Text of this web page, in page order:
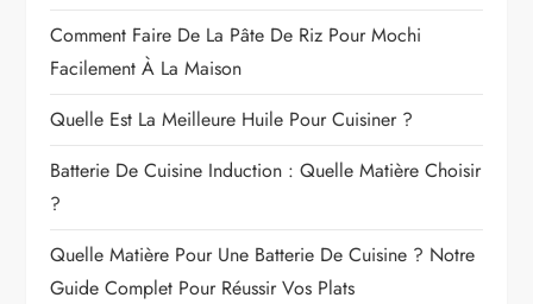
Comment Faire De La Pâte De Riz Pour Mochi
Facilement À La Maison
Quelle Est La Meilleure Huile Pour Cuisiner ?
Batterie De Cuisine Induction : Quelle Matière Choisir
?
Quelle Matière Pour Une Batterie De Cuisine ? Notre
Guide Complet Pour Réussir Vos Plats